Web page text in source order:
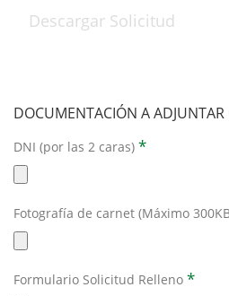
DOCUMENTACIÓN A
DNI (por las 2 caras) *
Fotografía de carnet (Máximo
Formulario Solicitud Relleno *